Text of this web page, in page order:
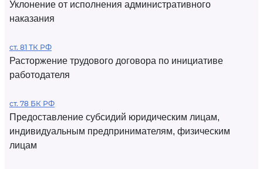
Уклонение от исполнения административного
наказания
ст. 81 ТК РФ
Расторжение трудового договора по инициативе
работодателя
ст. 78 БК РФ
Предоставление субсидий юридическим лицам,
индивидуальным предпринимателям, физическим
лицам